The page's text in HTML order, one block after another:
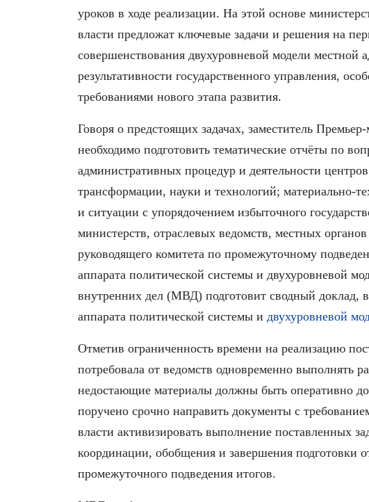
уроков в ходе реализации. На этой основе
власти предложат ключевые задачи и решения на
совершенствования двухуровневой модели
результативности государственного управления,
требованиями нового этапа развития.
Говоря о предстоящих задачах, заместитель
необходимо подготовить тематические отчёты по
административных процедур и деятельности
трансформации, науки и технологий; материально-
и ситуации с упорядочением избыточного
министерств, отраслевых ведомств, местных
руководящего комитета по промежуточному
аппарата политической системы и двухуровневой
внутренних дел (МВД) подготовит сводный доклад,
аппарата политической системы и двухуровневой
Отметив ограниченность времени на реализацию
потребовала от ведомств одновременно выполнять
недостающие материалы должны быть оперативно
поручено срочно направить документы с
власти активизировать выполнение поставленных
координации, обобщения и завершения подготовки
промежуточного подведения итогов.